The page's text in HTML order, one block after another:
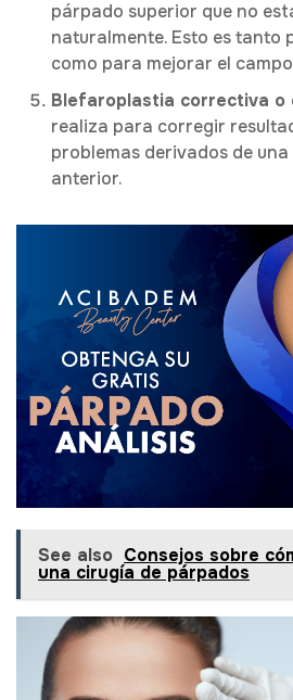
párpado superior que no
naturalmente. Esto es tanto
como para mejorar el
Blefaroplastia correctiva o
realiza para corregir
problemas derivados de
anterior.
See also Consejos sobre
una cirugía de párpados